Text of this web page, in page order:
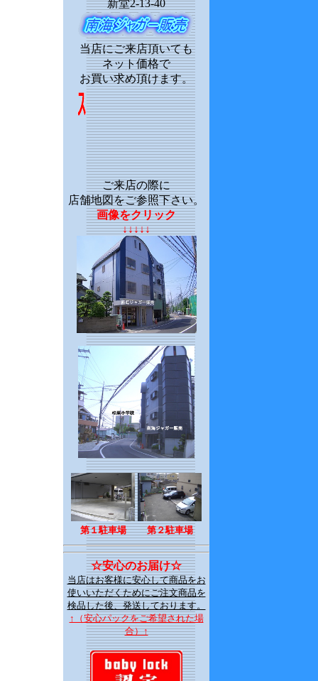
新堂2-13-40
当店にご来店頂いても
ネット価格で
お買い求め頂けます。
ご来店の際に
店舗地図をご参照下さい。
画像をクリック
↓↓↓↓↓
第１駐車場 第２駐車場
☆安心のお届け☆
当店はお客様に安心して商品をお
使いいただくためにご注文商品を
検品した後、発送しております。
↑（安心パックをご希望された場
合）↑